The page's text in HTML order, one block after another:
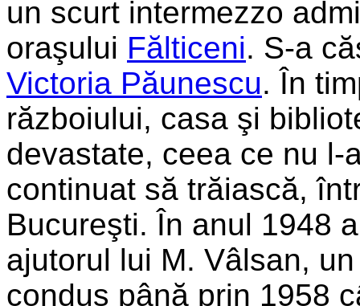
un scurt intermezzo
oraşului Fălticeni. S-a
Victoria Păunescu. În
războiului, casa şi
devastate, ceea ce nu l-
continuat să trăiască,
Bucureşti. În anul 1948
ajutorul lui M. Vâlsan,
condus până prin 1958